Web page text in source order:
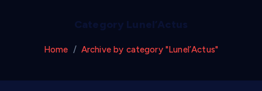
Category Lunel’Actus
Home Archive by category "Lunel’Actus"